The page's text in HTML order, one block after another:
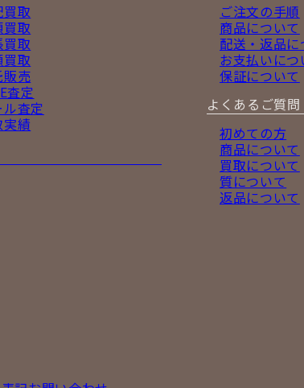
取
買取
買取
買取
販売
査定
ル査定
実績
ご注文の手順
商品について
配送・返品に
お支払いにつ
保証について
よくあるご質問
初めての方
商品について
買取について
質について
返品について